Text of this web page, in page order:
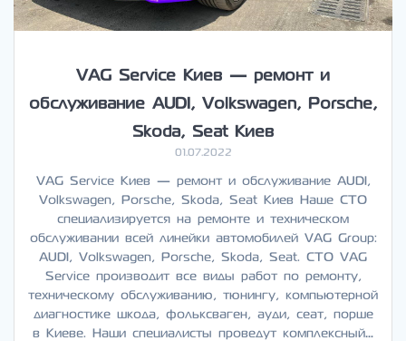
VAG Service Киев — ремонт и
обслуживание AUDI, Volkswagen, Porsche,
Skoda, Seat Киев
01.07.2022
VAG Service Киев — ремонт и обслуживание AUDI,
Volkswagen, Porsche, Skoda, Seat Киев Наше СТО
специализируется на ремонте и техническом
обслуживании всей линейки автомобилей VAG Group:
AUDI, Volkswagen, Porsche, Skoda, Seat. СТО VAG
Service производит все виды работ по ремонту,
техническому обслуживанию, тюнингу, компьютерной
диагностике шкода, фольксваген, ауди, сеат, порше
в Киеве. Наши специалисты проведут комплексный…